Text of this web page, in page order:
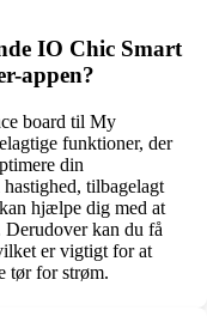
IO Chic Smart
appen?
board til My
funktioner, der
din
tilbagelagt
hjælpe dig med at
kan du få
er vigtigt for at
tør for strøm.